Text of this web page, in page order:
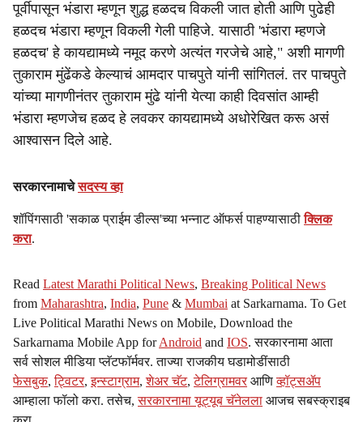
पूर्वीपासून भंडारा म्हणून शुद्ध हळदच विकली जात होती आणि पुढेही
हळदच भंडारा म्हणून विकली गेली पाहिजे. यासाठी 'भंडारा म्हणजे
हळदच' हे कायद्यामध्ये नमूद करणे अत्यंत गरजेचे आहे," अशी मागणी
तुकाराम मुंढेंकडे केल्याचं आमदार पाचपुते यांनी सांगितलं. तर पाचपुते
यांच्या मागणीनंतर तुकाराम मुंढे यांनी येत्या काही दिवसांत आम्ही
भंडारा म्हणजेच हळद हे लवकर कायद्यामध्ये अधोरेखित करू असं
आश्वासन दिले आहे.
सरकारनामाचेसदस्य व्हा
शॉपिंगसाठी 'सकाळ प्राईम डील्स'च्या भन्नाट ऑफर्स पाहण्यासाठीक्लिक
करा.
Read Latest Marathi Political News, Breaking Political News
from Maharashtra, India, Pune & Mumbai at Sarkarnama. To Get
Live Political Marathi News on Mobile, Download the
Sarkarnama Mobile App forAndroid and IOS. सरकारनामा आता
सर्व सोशल मीडिया प्लॅटफॉर्मवर. ताज्या राजकीय घडामोडींसाठी
फेसबुक,ट्विटर,इन्स्टाग्राम,शेअर चॅट,टेलिग्रामवर आणिव्हॉट्सॲप
आम्हाला फॉलो करा. तसेच,सरकारनामा यूट्यूब चॅनेलला आजच सबस्क्राइब